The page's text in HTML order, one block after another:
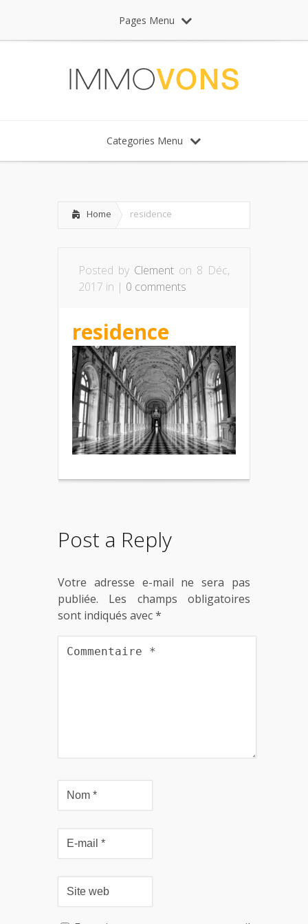
Pages Menu
Categories Menu
Home residence
Posted by Clement on 8 Déc,
2017 in | 0 comments
residence
Post a Reply
Votre adresse e-mail ne sera pas
publiée.
Les champs obligatoires
sont indiqués avec*